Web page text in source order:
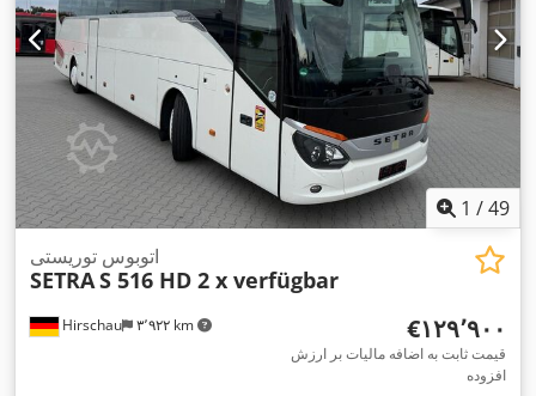
1 /49
Hirschau ۳٬۹۲۲ km
اتوبوس توریستی
SETRAS 516 HD 2 x verfügbar
‎€۱۲۹٬۹۰۰
قیمت ثابت به اضافه مالیات بر ارزش
افزوده